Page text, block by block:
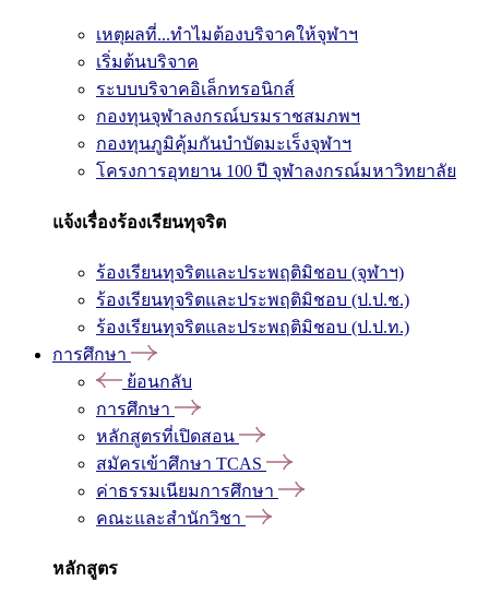
เหตุผลที่...ทำไมต้องบริจาคให้จุฬาฯ
เริ่มต้นบริจาค
ระบบบริจาคอิเล็กทรอนิกส์
กองทุนจุฬาลงกรณ์บรมราชสมภพฯ
กองทุนภูมิคุ้มกันบำบัดมะเร็งจุฬาฯ
โครงการอุทยาน 100 ปี จุฬาลงกรณ์มหาวิทยาลัย
แจ้งเรื่องร้องเรียนทุจริต
ร้องเรียนทุจริตและประพฤติมิชอบ (จุฬาฯ)
ร้องเรียนทุจริตและประพฤติมิชอบ (ป.ป.ช.)
ร้องเรียนทุจริตและประพฤติมิชอบ (ป.ป.ท.)
การศึกษา
ย้อนกลับ
การศึกษา
หลักสูตรที่เปิดสอน
สมัครเข้าศึกษา TCAS
ค่าธรรมเนียมการศึกษา
คณะและสำนักวิชา
หลักสูตร